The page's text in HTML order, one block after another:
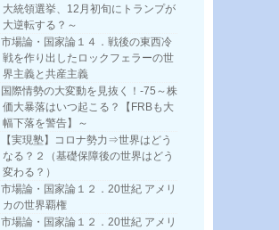
大統領選挙、12月初旬にトランプが
大逆転する？～
市場論・国家論１４．戦後の東西冷
戦を作り出したロックフェラーの世
界主義と共産主義
国際情勢の大変動を見抜く！-75～株
価大暴落はいつ起こる？【FRBも大
幅下落を警告】～
【実現塾】コロナ勢力⇒世界はどう
なる？２（基礎保障後の世界はどう
変わる？）
市場論・国家論１２．20世紀 アメリ
カの世界覇権
市場論・国家論１２．20世紀 アメリ